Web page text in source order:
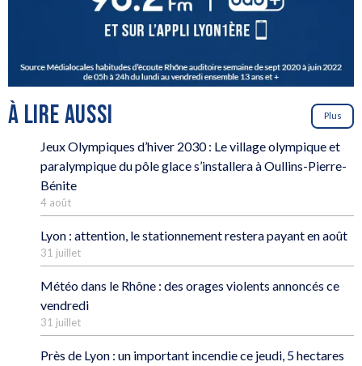
À LIRE AUSSI Plus
Jeux Olympiques d’hiver 2030 : Le village olympique et
paralympique du pôle glace s’installera à Oullins-Pierre-
Bénite
4 août
Lyon : attention, le stationnement restera payant en août
31 juillet
Météo dans le Rhône : des orages violents annoncés ce
vendredi
31 juillet
Près de Lyon : un important incendie ce jeudi, 5 hectares